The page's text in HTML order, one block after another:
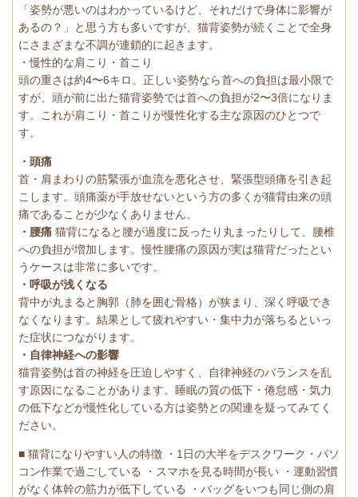
「姿勢が悪いのはわかっているけど、それだけで身体に影響が
あるの？」と思う方も多いですが、猫背姿勢が続くことで全身
にさまざまな不調が連鎖的に起きます。
・慢性的な肩こり・首こり
頭の重さは約4〜6キロ。正しい姿勢なら首への負担は最小限で
すが、頭が前に出た猫背姿勢では首への負担が2〜3倍になりま
す。これが肩こり・首こりが慢性化する主な原因のひとつで
す。
・頭痛
首・肩まわりの筋緊張が血流を悪化させ、緊張型頭痛を引き起
こします。頭痛薬が手放せないという方の多くが猫背由来の頭
痛であることが少なくありません。
・腰痛 猫背になると腰が過度に反ったり丸まったりして、腰椎
への負担が増加します。慢性腰痛の原因が実は猫背だったとい
うケースは非常に多いです。
・呼吸が浅くなる
背中が丸まると胸郭（肺を囲む骨格）が狭まり、深く呼吸でき
なくなります。結果として疲れやすい・集中力が落ちるといっ
た症状につながります。
・自律神経への影響
猫背姿勢は首の神経を圧迫しやすく、自律神経のバランスを乱
す原因になることがあります。睡眠の質の低下・倦怠感・気力
の低下などが慢性化している方は姿勢との関連を疑ってみてく
ださい。
■ 猫背になりやすい人の特徴 ・1日の大半をデスクワーク・パソ
コン作業で過ごしている ・スマホを見る時間が長い ・運動習慣
がなく体幹の筋力が低下している ・バッグをいつも同じ側の肩